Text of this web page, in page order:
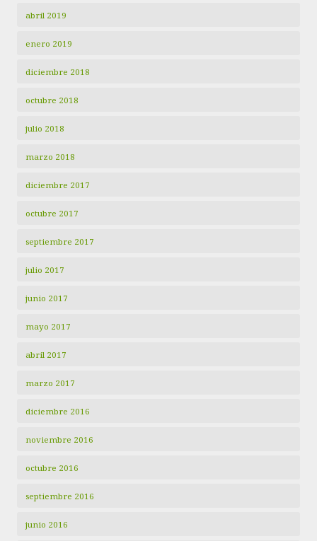
abril 2019
enero 2019
diciembre 2018
octubre 2018
julio 2018
marzo 2018
diciembre 2017
octubre 2017
septiembre 2017
julio 2017
junio 2017
mayo 2017
abril 2017
marzo 2017
diciembre 2016
noviembre 2016
octubre 2016
septiembre 2016
junio 2016